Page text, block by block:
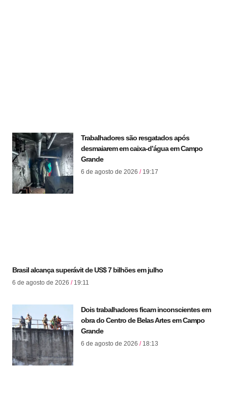
Trabalhadores são resgatados após
desmaiarem em caixa-d’água em Campo
Grande
6 de agosto de 2026 19:17
Brasil alcança superávit de US$ 7 bilhões em julho
6 de agosto de 2026 19:11
Dois trabalhadores ficam inconscientes em
obra do Centro de Belas Artes em Campo
Grande
6 de agosto de 2026 18:13